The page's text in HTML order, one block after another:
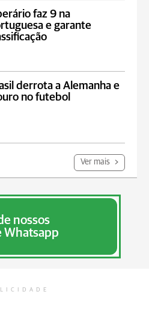
faz 9 na
e garante
derrota a Alemanha e
no futebol
Ver mais
nossos
Whatsapp